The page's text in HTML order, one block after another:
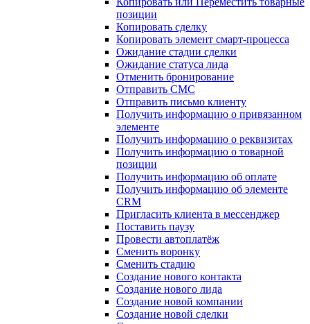
позиции
Копировать сделку
Копировать элемент смарт-процесса
Ожидание стадии сделки
Ожидание статуса лида
Отменить бронирование
Отправить СМС
Отправить письмо клиенту
Получить информацию о привязанном
элементе
Получить информацию о реквизитах
Получить информацию о товарной
позиции
Получить информацию об оплате
Получить информацию об элементе
CRM
Пригласить клиента в мессенджер
Поставить паузу
Провести автоплатёж
Сменить воронку
Сменить стадию
Создание нового контакта
Создание нового лида
Создание новой компании
Создание новой сделки